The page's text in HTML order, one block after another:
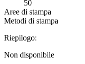
50
Aree di stampa
Metodi di stampa
Riepilogo:
Non disponibile